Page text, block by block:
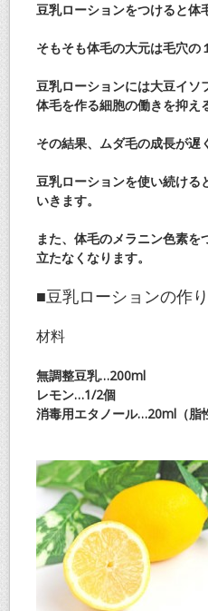
豆乳ローションをつけると体
そもそも体毛の大元は毛穴の
豆乳ローションには大豆イソ
体毛を作る細胞の働きを抑え
その結果、ムダ毛の成長が遅
豆乳ローションを使い続け
いきます。
また、体毛のメラニン色素
立たなくなります。
■豆乳ローションの作
材料
無調整豆乳…200ml
レモン…1/2個
消毒用エタノール…20ml（脂